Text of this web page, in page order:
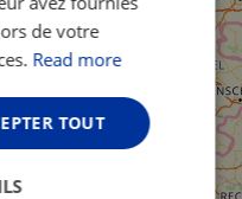
de votre
Read more
TOUT